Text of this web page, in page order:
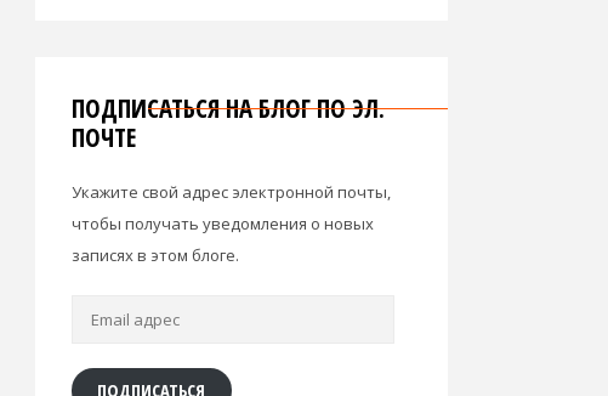
ПОДПИСАТЬСЯ НА БЛОГ ПО ЭЛ.
ПОЧТЕ
Укажите свой адрес электронной почты,
чтобы получать уведомления о новых
записях в этом блоге.
ПОДПИСАТЬСЯ